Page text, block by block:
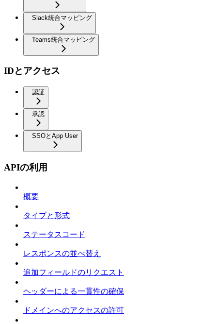
Slack統合マッピング
Teams統合マッピング
IDとアクセス
認証
承認
SSOとApp User
APIの利用
概要
タイプと形式
ステータスコード
レスポンスの並べ替え
追加フィールドのリクエスト
ヘッダーによる一貫性の確保
ドメインへのアクセスの許可